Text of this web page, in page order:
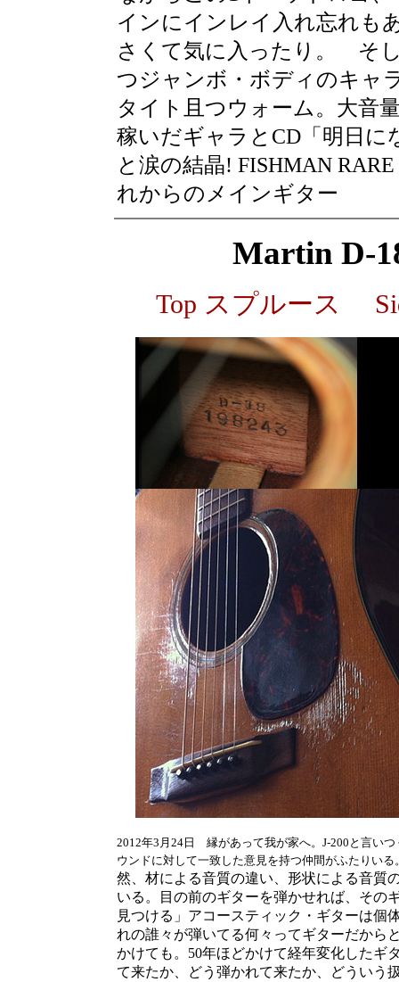
インにインレイ入れ忘れも
さくて気に入ったり。 そ
つジャンボ・ボディのキャ
タイト且つウォーム。大音
稼いだギャラとCD「明日
と涙の結晶! FISHMAN
れからのメインギター
Martin D-
Top スプルース
2012年3月24日 縁があって我が家へ。J-200と言い
ウンドに対して一致した意見を持つ仲間がふたりいる
然、材による音質の違い、形状による音質
いる。目の前のギターを弾かせれば、その
見つける」アコースティック・ギターは個
れの誰々が弾いてる何々ってギターだから
かけても。50年ほどかけて経年変化したギ
て来たか、どう弾かれて来たか、どういう